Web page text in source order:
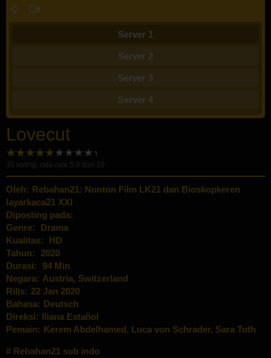
Server 1
Server 2
Server 3
Server 4
Lovecut
35 voting, rata-rata 5.0 dari 10
Oleh: Rebahan21: Nonton Film LK21 dan Bioskopkeren
layarkaca21 XXI
Diposting pada:
Genre:
Drama
Kualitas:
HD
Tahun:
2020
Durasi:
94 Min
Negara: Austria, Switzerland
Rilis: 22 Jan 2020
Bahasa: Deutsch
Direksi: Iliana Estañol
Pemain: Kerem Abdelhamed, Luca von Schrader, Sara Toth
Rebahan21 sub indo